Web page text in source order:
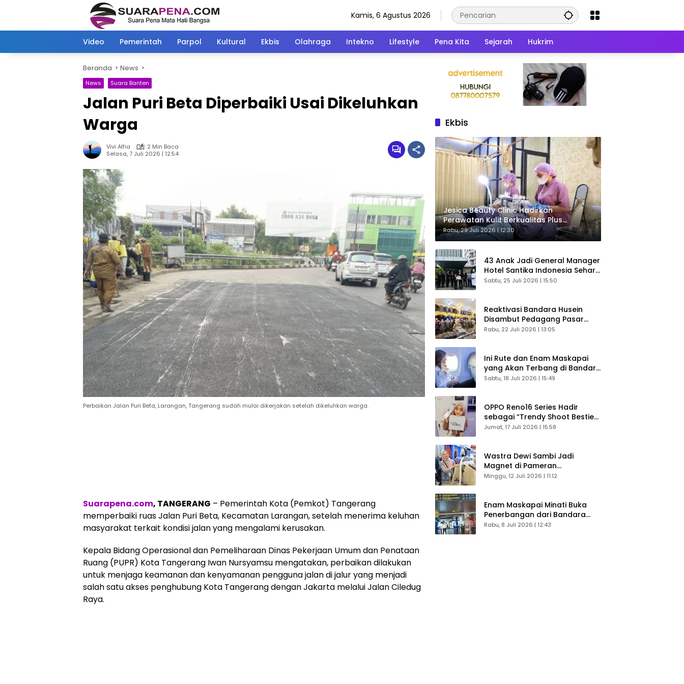
Kamis, 6 Agustus 2026
Video Pemerintah Parpol Kultural Ekbis Olahraga Intekno Lifestyle Pena Kita Sejarah Hukrim
Beranda News
News Suara Banten
Jalan Puri Beta Diperbaiki Usai Dikeluhkan
Warga
Vivi Alfia
2 Min Baca
Selasa, 7 Juli 2026 | 12:54
Perbaikan Jalan Puri Beta, Larangan, Tangerang sudah mulai dikerjakan setelah dikeluhkan warga.
Suarapena.com, TANGERANG – Pemerintah Kota (Pemkot) Tangerang
memperbaiki ruas Jalan Puri Beta, Kecamatan Larangan, setelah menerima keluhan
masyarakat terkait kondisi jalan yang mengalami kerusakan.
Kepala Bidang Operasional dan Pemeliharaan Dinas Pekerjaan Umum dan Penataan
Ruang (PUPR) Kota Tangerang Iwan Nursyamsu mengatakan, perbaikan dilakukan
untuk menjaga keamanan dan kenyamanan pengguna jalan di jalur yang menjadi
salah satu akses penghubung Kota Tangerang dengan Jakarta melalui Jalan Ciledug
Raya.
Ekbis
Jesica Beauty Clinic Hadirkan
Perawatan Kulit Berkualitas Plus
Konsultasi Gratis
Rabu, 29 Juli 2026 | 12:30
43 Anak Jadi General Manager
Hotel Santika Indonesia Sehari
Sukses Digelar
Sabtu, 25 Juli 2026 | 15:50
Reaktivasi Bandara Husein
Disambut Pedagang Pasar
Baru, Diyakini Bangkitkan
Rabu, 22 Juli 2026 | 13:05
Ini Rute dan Enam Maskapai
yang Akan Terbang di Bandara
Husein Sastranegara
Sabtu, 18 Juli 2026 | 15:49
OPPO Reno16 Series Hadir
sebagai “Trendy Shoot Bestie”,
Bikin Konten Kreator Makin
Jumat, 17 Juli 2026 | 15:58
Wastra Dewi Sambi Jadi
Magnet di Pameran
Dekranasda, Banyak Diminati
Minggu, 12 Juli 2026 | 11:12
Enam Maskapai Minati Buka
Penerbangan dari Bandara
Husein Sastranegara
Rabu, 8 Juli 2026 | 12:43